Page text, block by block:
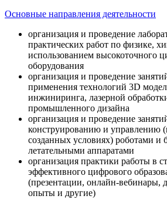
Основные направления деятельности
организация и проведение
практических работ по физике,
использованием высокоточного
оборудования
организация и проведение
применения технологий 3D
инжиниринга, лазерной
промышленного дизайна
организация и проведение
конструированию и управлению
созданных условиях) роботами и
летательными аппаратами
организация практики работы в
эффективного цифрового
(презентации, онлайн-вебинары,
опыты и другие)